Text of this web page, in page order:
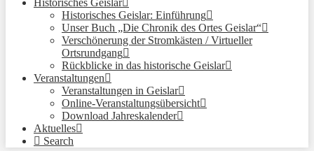
Historisches Geislar
Historisches Geislar: Einführung
Unser Buch „Die Chronik des Ortes Geislar“
Verschönerung der Stromkästen / Virtueller
Ortsrundgang
Rückblicke in das historische Geislar
Veranstaltungen
Veranstaltungen in Geislar
Online-Veranstaltungsübersicht
Download Jahreskalender
Aktuelles
Search